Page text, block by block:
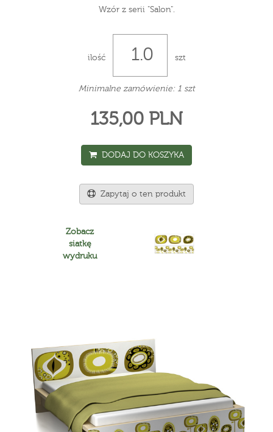
Wzór z serii "Salon".
ilość szt
Minimalne zamówienie: 1 szt
135,00 PLN
DODAJ DO KOSZYKA
Zapytaj o ten produkt
Zobacz
siatkę
wydruku